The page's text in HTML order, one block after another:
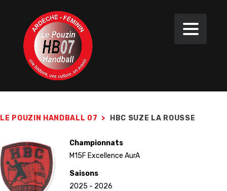
LE POUZIN HANDBALL 07 > HBC SUZE LA ROUSSE
Championnats
M15F Excellence AurA
Saisons
2025 - 2026